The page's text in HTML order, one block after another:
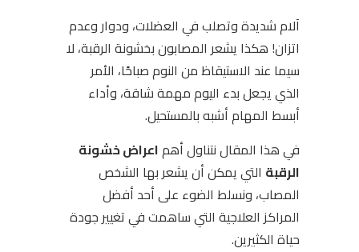
آلام شديدة وتصلب في العضلات، ودوار وعدم
اتزان! هكذا يشعر المصابون بخشونة الرقبة، لا
سيما عند الاستيقاظ من النوم صباحًا، الأمر
الذي يجعل بدء اليوم مهمة شاقة، وأداء
أبسط المهام أشبه بالمستحيل.
في هذا المقال نتناول أهماعراض خشونة
الرقبة التي يمكن أن يشعر بها الشخص
المصاب، ونسلط الضوء على أحد أفضل
المراكز العلاجية التي ساهمت في تغيير جودة
حياة الكثيرين.